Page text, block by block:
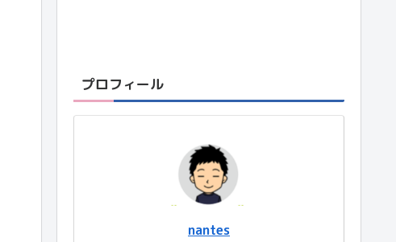
プロフィール
nantes